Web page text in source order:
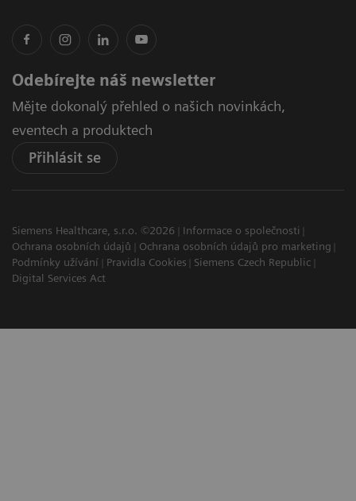
Odebírejte náš newsletter
Mějte dokonalý přehled o našich novinkách,
eventech a produktech
Přihlásit se
Siemens Healthcare, s.r.o. ©2026
Informace o společnosti
Ochrana osobních údajů
Ochrana osobních údajů pro marketing
Podmínky užívání
Pravidla Cookies
Siemens Czech Republic
Digital Services Act